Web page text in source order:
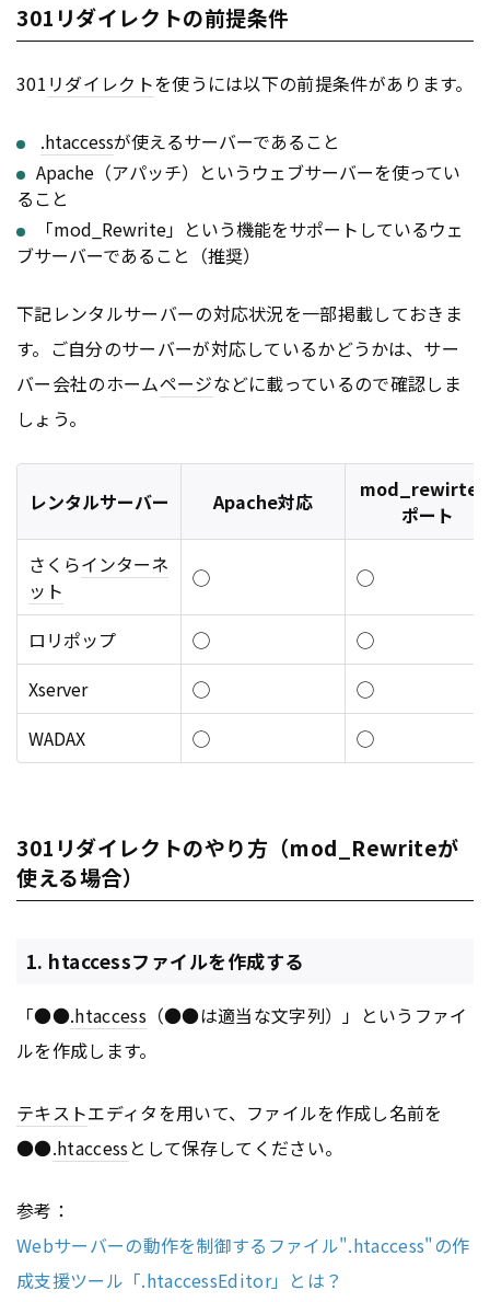
301リダイレクトの前提条件
301 リダイレクトを使うには以下の前提条件があります。
.htaccessが使えるサーバーであること
Apache（アパッチ）というウェブサーバーを使ってい
ること
「mod_Rewrite」という機能をサポートしているウェ
ブサーバーであること（推奨）
下記レンタルサーバーの対応状況を一部掲載しておきま
す。ご自分のサーバーが対応しているかどうかは、サー
バー会社のホームページなどに載っているので確認しま
しょう。
レンタルサーバー Apache対応
mod_rewirte
ポート
さくらインターネ
ット
◯ ◯
ロリポップ ◯
◯
Xserver
◯
◯
WADAX
◯ ◯
301リダイレクトのやり方（mod_Rewriteが
使える場合）
1. htaccessファイルを作成する
「●●.htaccess（●●は適当な文字列）」というファイ
ルを作成します。
テキストエディタを用いて、ファイルを作成し名前を
●●.htaccessとして保存してください。
参考：
Webサーバーの動作を制御するファイル".htaccess"の作
成支援ツール「.htaccessEditor」とは？